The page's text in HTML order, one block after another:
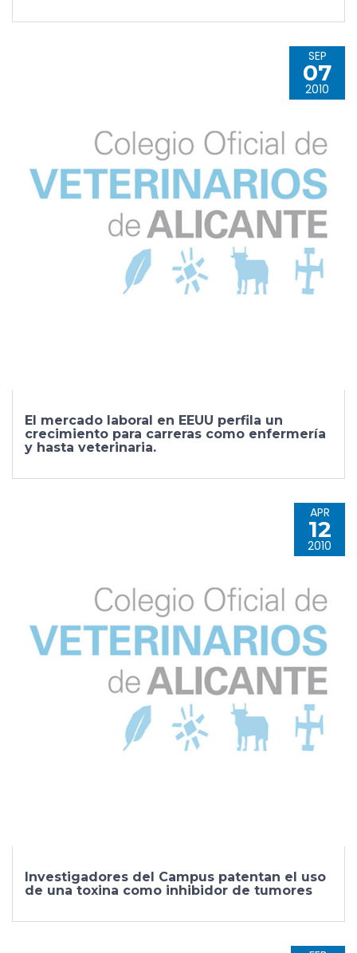
SEP
07
2010
El mercado laboral en EEUU perfila un
crecimiento para carreras como enfermería
y hasta veterinaria.
APR
12
2010
Investigadores del Campus patentan el uso
de una toxina como inhibidor de tumores